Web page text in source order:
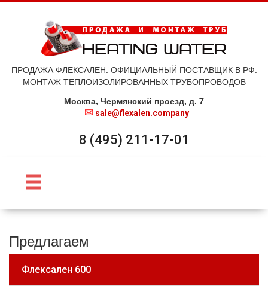
ПРОДАЖА ФЛЕКСАЛЕН. ОФИЦИАЛЬНЫЙ ПОСТАВЩИК В РФ.
МОНТАЖ ТЕПЛОИЗОЛИРОВАННЫХ ТРУБОПРОВОДОВ
Москва, Чермянский проезд, д. 7
sale@flexalen.company
8 (495) 211-17-01
Предлагаем
Флексален 600